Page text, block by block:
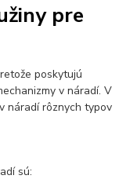
pre
poskytujú
v náradí. V
náradí rôznych typov
sú: